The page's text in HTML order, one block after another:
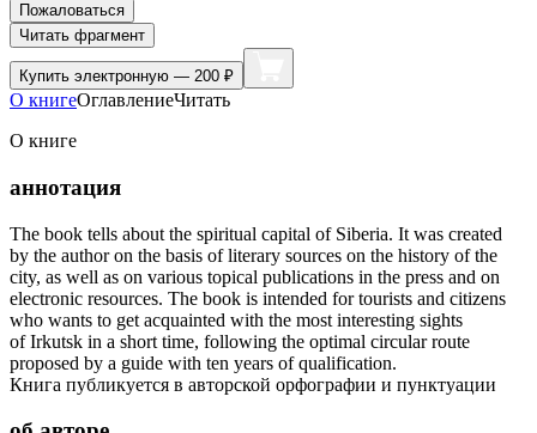
Пожаловаться
Читать фрагмент
Купить электронную — 200 ₽
О книгеОглавлениеЧитать
О книге
аннотация
The book tells about the spiritual capital of Siberia. It was created
by the author on the basis of literary sources on the history of the
city, as well as on various topical publications in the press and on
electronic resources. The book is intended for tourists and citizens
who wants to get acquainted with the most interesting sights
of Irkutsk in a short time, following the optimal circular route
proposed by a guide with ten years of qualification.
Книга публикуется в авторской орфографии и пунктуации